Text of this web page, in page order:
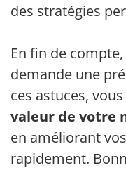
des stratégies
En fin de
demande une
ces astuces,
valeur de votre
en améliorant
rapidement.